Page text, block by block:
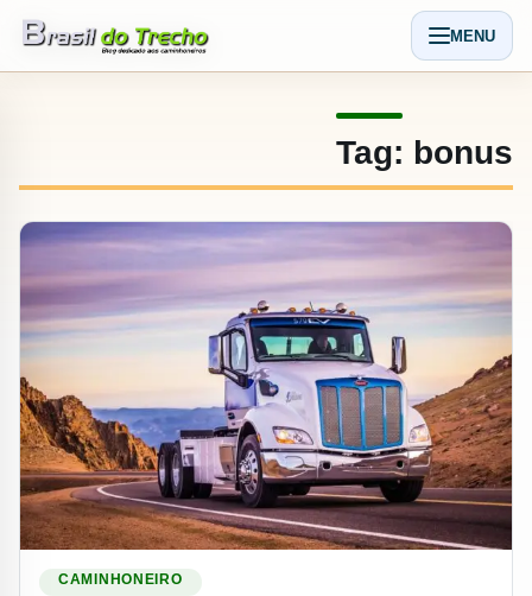
Abrir
MENU
Tag: bonus
CAMINHONEIRO